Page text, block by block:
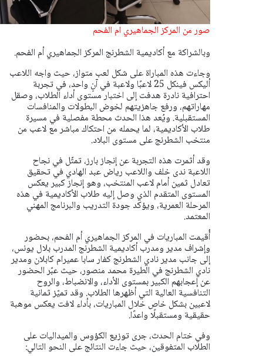
صور من المركز الجماهيري ام الفحم
وبالشراكة مع أكاديمية الشطرنج المركز الجماهيري أم الفحم.
وجاءت هذه المباراة على شكل لعب متواز، حيث واجه اللاعب
أليكس فينكل 25 لاعبًا ولاعبة في آنٍ واحد، في تجربة
احترافية نادرة هدفت إلى اختبار مستوى أداء الطلاب، وصقل
مهاراتهم، ورفع جاهزيتهم لخوض البطولات والمنافسات
المستقبلية. ويُعد هذا الحدث محطة مفصلية في مسيرة
طلاب الأكاديمية، لما يحمله من احتكاك مباشر مع لاعب من
منتخب الشطرنج على مستوى البلاد.
وقد أثمرت هذه التجربة عن إنجاز بارز، تمثّل في نجاح
اللاعبة ندى خلف واللاعب رياض عبد الهادي في تحقيق
تعادل ثمين أمام لاعب المنتخب، وهو إنجاز كبير يعكس
المستوى المتقدم الذي وصل إليه طلاب الأكاديمية في هذه
المرحلة العمرية، ويؤكد جودة التدريب والبرنامج المهني
المعتمد.
أُقيمت المباريات في المركز الجماهيري أم الفحم، بحضور
وإشراف مدير ومدرب أكاديمية الشطرنج المدرب بلال يونس،
إلى جانب مدير نادي الشطرنج كفار سابا عميرام كابلان ومدير
نادي الشطرنج في الطيرة محمد منصور، حيث عبّر الحضور
عن إعجابهم الكبير بمستوى الأداء، والانضباط، والروح
التنافسية العالية التي أظهرها الطلاب. وقد تميّز ثمانية
لاعبين بشكل خاص خلال المباريات، بأداء لافت يعكس موهبة
حقيقية ومستقبلًا واعدًا.
وفي ختام الحدث، جرى توزيع الكؤوس والميداليات على
الطلاب المتفوقين، حيث جاءت النتائج على النحو التالي: